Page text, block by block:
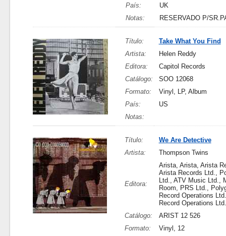
País:
UK
Notas:
RESERVADO P/
Título:
Take What You Find
Artista:
Helen Reddy
Editora:
Capitol Records
Catálogo:
SOO 12068
Formato:
Vinyl, LP, Album
País:
US
Notas:
Título:
We Are Detective
Artista:
Thompson Twins
Editora:
Arista, Arista, Arista
Arista Records Ltd.,
Ltd., ATV Music Ltd.,
Room, PRS Ltd.,
Record Operations
Record Operations Ltd.
Catálogo:
ARIST 12 526
Formato:
Vinyl, 12